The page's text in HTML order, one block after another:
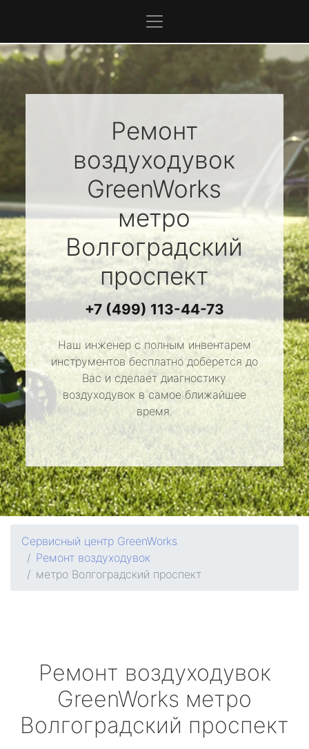
Ремонт
воздуходувок
GreenWorks
метро
Волгоградский
проспект
+7 (499) 113-44-73
Наш инженер с полным инвентарем
инструментов бесплатно доберется до
Вас и сделает диагностику
воздуходувок в самое ближайшее
время.
Сервисный центр GreenWorks
Ремонт воздуходувок
метро Волгоградский проспект
Ремонт воздуходувок
GreenWorks метро
Волгоградский проспект